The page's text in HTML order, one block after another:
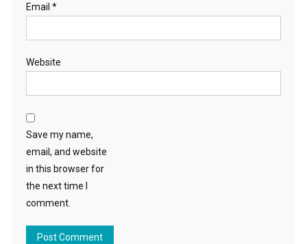
Email *
Website
Save my name,
email, and website
in this browser for
the next time I
comment.